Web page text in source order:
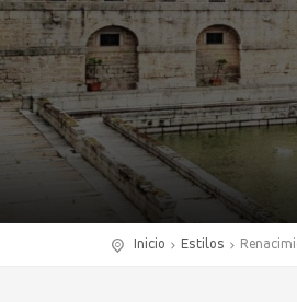
Inicio Estilos